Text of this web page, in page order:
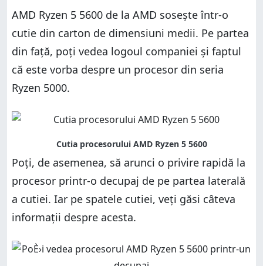
AMD Ryzen 5 5600 de la AMD sosește într-o
cutie din carton de dimensiuni medii. Pe partea
din față, poți vedea logoul companiei și faptul
că este vorba despre un procesor din seria
Ryzen 5000.
Poți, de asemenea, să arunci o privire rapidă la
procesor printr-o decupaj de pe partea laterală
a cutiei. Iar pe spatele cutiei, veți găsi câteva
informații despre acesta.